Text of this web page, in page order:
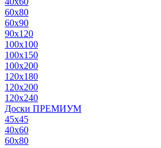
60x80
60x90
90x120
100x100
100x150
100x200
120x180
120x200
120x240
Доски ПРЕМИУМ
45x45
40x60
60x80